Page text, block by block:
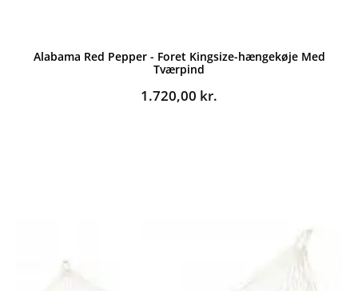
Alabama Red Pepper - Foret Kingsize-hængekøje Med
Tværpind
1.720,00 kr.